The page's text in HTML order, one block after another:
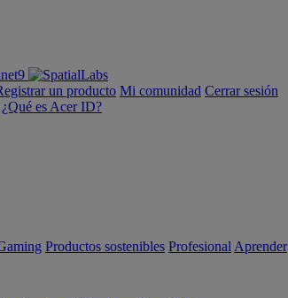
un producto Mi comunidad Cerrar sesión
¿Qué es Acer ID?
Productos sostenibles Profesional Aprender